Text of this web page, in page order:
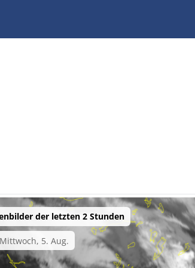
der letzten 2 Stunden
Mittwoch, 5. Aug.